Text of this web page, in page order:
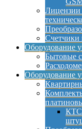
Лицензии
Счетчики
Оборудование
Бытовые
Оборудование